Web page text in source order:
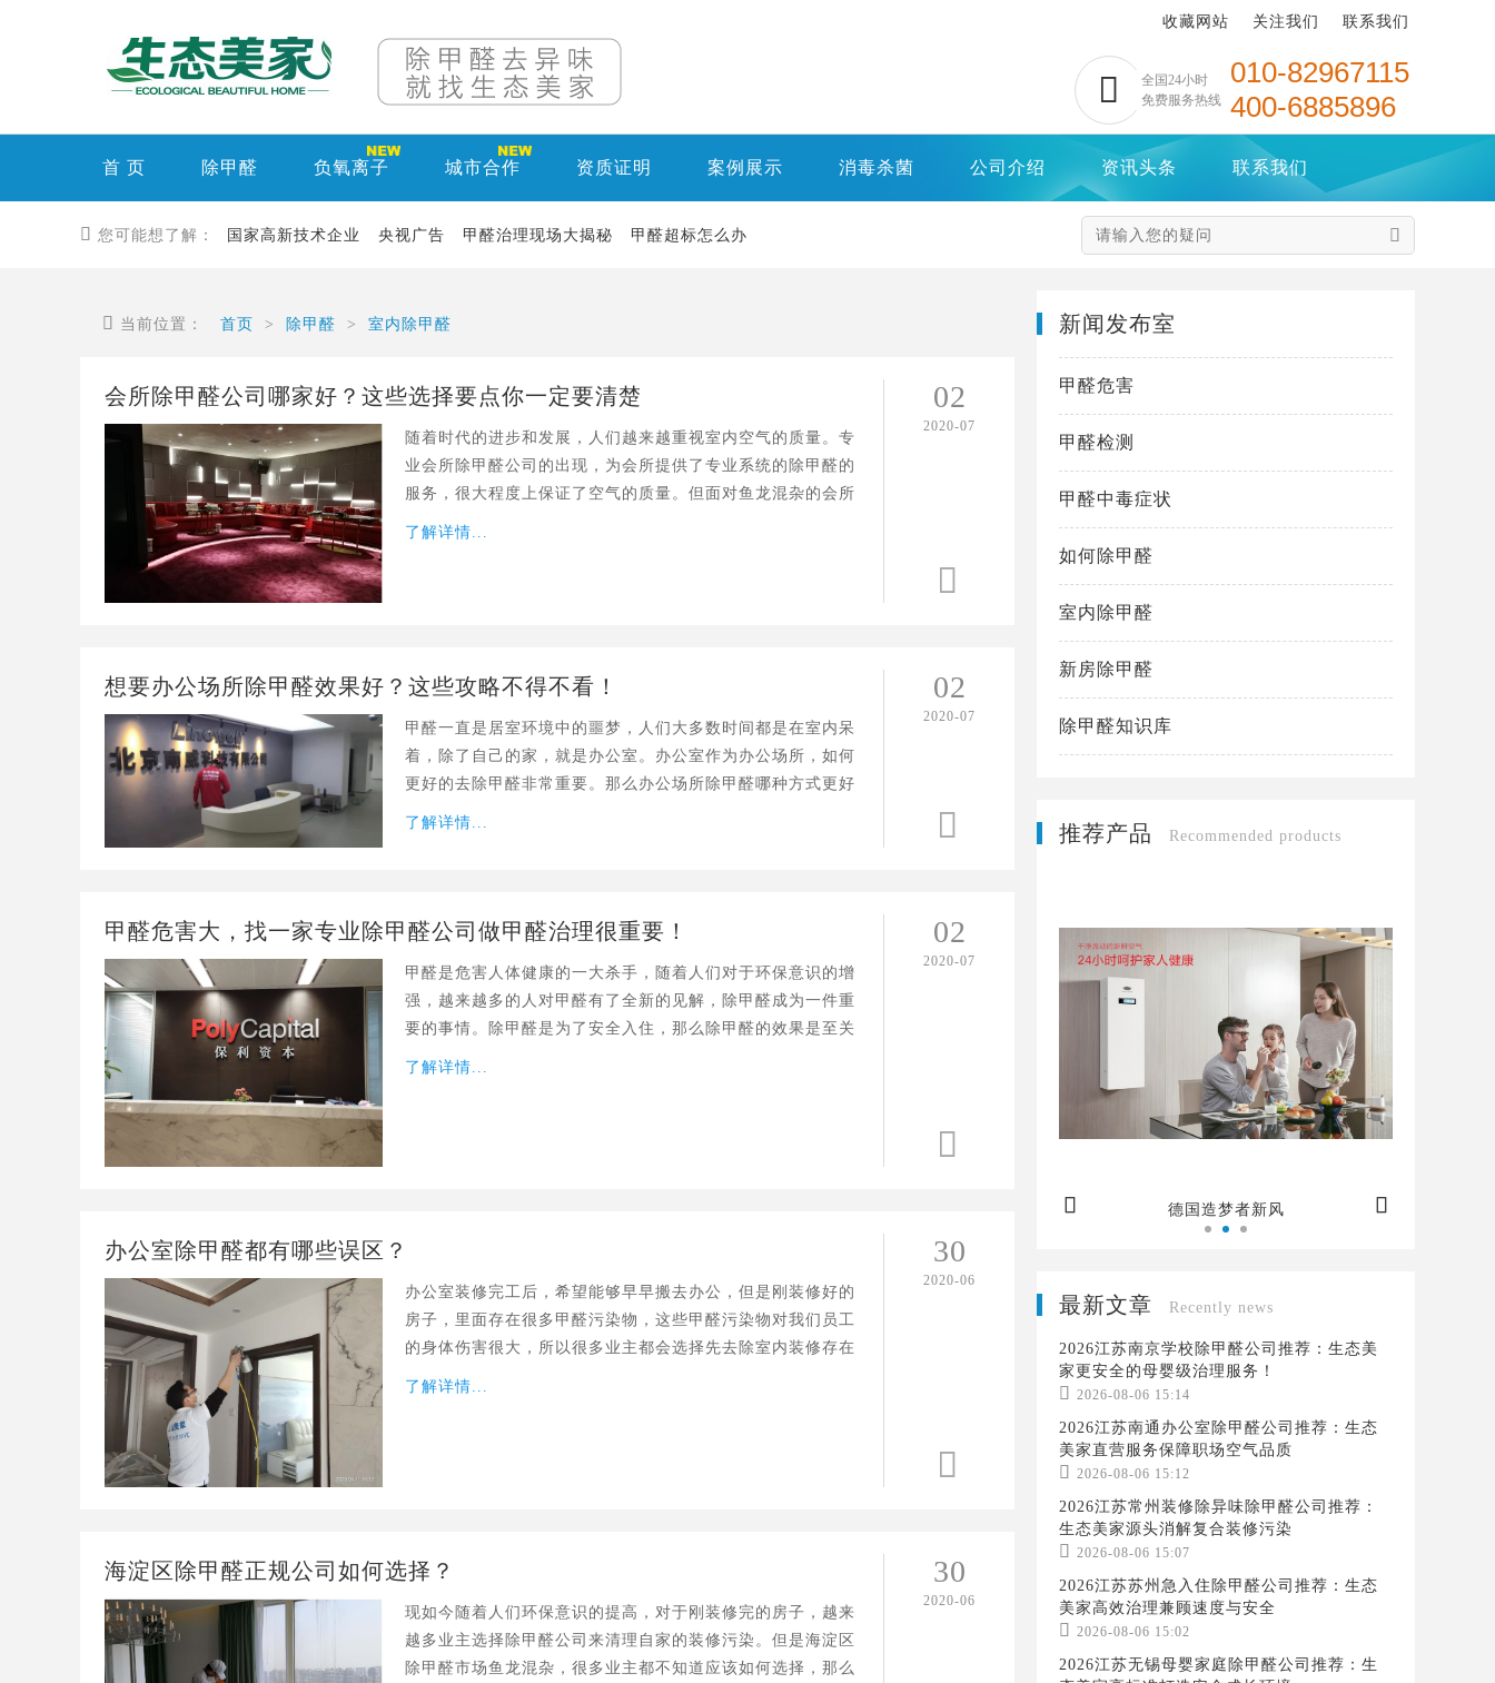

全国24小时
免费服务热线
010-82967115
400-6885896
收藏网站 关注我们 联系我们
首 页 除甲醛 负氧离子 城市合作 资质证明 案例展示 消毒杀菌 公司介绍 资讯头条 联系我们
 您可能想了解： 国家高新技术企业 央视广告 甲醛治理现场大揭秘 甲醛超标怎么办 
 当前位置： 首页 > 除甲醛 > 室内除甲醛
会所除甲醛公司哪家好？这些选择要点你一定要清楚
随着时代的进步和发展，人们越来越重视室内空气的质量。专
业会所除甲醛公司的出现，为会所提供了专业系统的除甲醛的
服务，很大程度上保证了空气的质量。但面对鱼龙混杂的会所
除甲醛市场，专业的会所除甲醛公司应该怎么选？
了解详情...
02
2020-07

想要办公场所除甲醛效果好？这些攻略不得不看！
甲醛一直是居室环境中的噩梦，人们大多数时间都是在室内呆
着，除了自己的家，就是办公室。办公室作为办公场所，如何
更好的去除甲醛非常重要。那么办公场所除甲醛哪种方式更好
呢？
了解详情...
02
2020-07

甲醛危害大，找一家专业除甲醛公司做甲醛治理很重要！
甲醛是危害人体健康的一大杀手，随着人们对于环保意识的增
强，越来越多的人对甲醛有了全新的见解，除甲醛成为一件重
要的事情。除甲醛是为了安全入住，那么除甲醛的效果是至关
重要的，所以想要更好的去除甲醛，最好是选择一家专业除甲
了解详情...
02
2020-07

办公室除甲醛都有哪些误区？
办公室装修完工后，希望能够早早搬去办公，但是刚装修好的
房子，里面存在很多甲醛污染物，这些甲醛污染物对我们员工
的身体伤害很大，所以很多业主都会选择先去除室内装修存在
的甲醛。但是很多业主在除甲醛的时候走进了误区，下面我们
了解详情...
30
2020-06

海淀区除甲醛正规公司如何选择？
现如今随着人们环保意识的提高，对于刚装修完的房子，越来
越多业主选择除甲醛公司来清理自家的装修污染。但是海淀区
除甲醛市场鱼龙混杂，很多业主都不知道应该如何选择，那么
30
2020-06
新闻发布室
甲醛危害
甲醛检测
甲醛中毒症状
如何除甲醛
室内除甲醛
新房除甲醛
除甲醛知识库
推荐产品 Recommended products
德国造梦者新风
 
最新文章 Recently news
2026江苏南京学校除甲醛公司推荐：生态美
家更安全的母婴级治理服务！
 2026-08-06 15:14
2026江苏南通办公室除甲醛公司推荐：生态
美家直营服务保障职场空气品质
 2026-08-06 15:12
2026江苏常州装修除异味除甲醛公司推荐：
生态美家源头消解复合装修污染
 2026-08-06 15:07
2026江苏苏州急入住除甲醛公司推荐：生态
美家高效治理兼顾速度与安全
 2026-08-06 15:02
2026江苏无锡母婴家庭除甲醛公司推荐：生